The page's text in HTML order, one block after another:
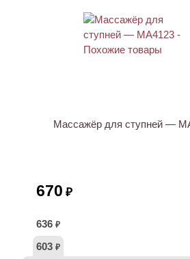
Массажёр для ступней —
670 ₽
636 ₽
603 ₽